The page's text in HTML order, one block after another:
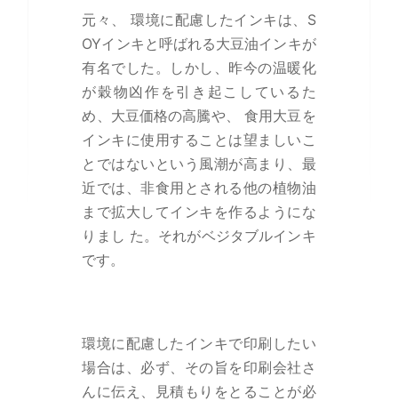
元々、 環境に配慮したインキは、S
OYインキと呼ばれる大豆油インキが
有名でした。しかし、昨今の温暖化
が穀物凶作を引き起こしているた
め、大豆価格の高騰や、 食用大豆を
インキに使用することは望ましいこ
とではないという風潮が高まり、最
近では、非食用とされる他の植物油
まで拡大してインキを作るようにな
りまし た。それがベジタブルインキ
です。
環境に配慮したインキで印刷したい
場合は、必ず、その旨を印刷会社さ
んに伝え、見積もりをとることが必